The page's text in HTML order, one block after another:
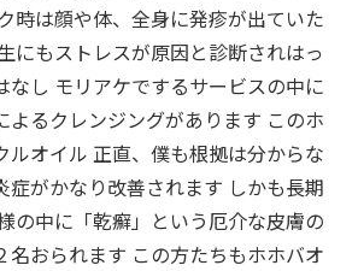
時は顔や体、全身に発疹が出ていた
にもストレスが原因と診断されはっ
なし モリアケでするサービスの中に
よるクレンジングがあります このホ
ルオイル 正直、僕も根拠は分からな
症がかなり改善されます しかも長期
の中に「乾癬」という厄介な皮膚の
名おられます この方たちもホホバオ